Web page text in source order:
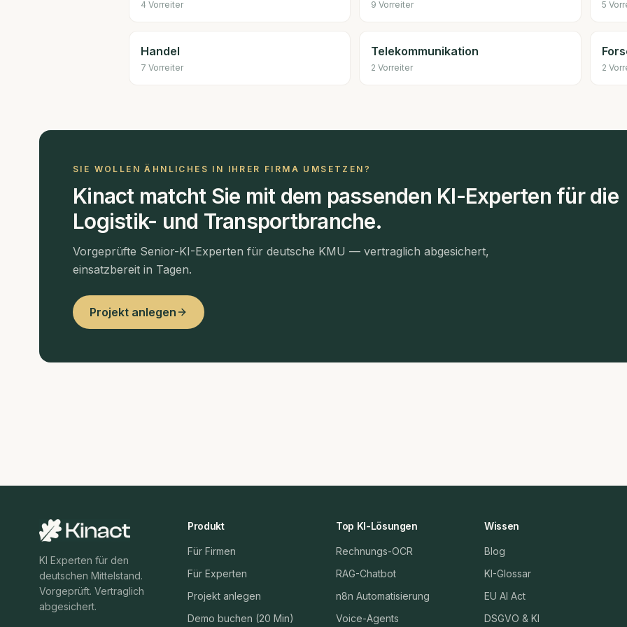
4 Vorreiter 9 Vorreiter 5
Handel
7 Vorreiter
Telekommunikation
2 Vorreiter 2
SIE WOLLEN ÄHNLICHES IN IHRER FIRMA UMSETZEN?
Kinact matcht Sie mit dem passenden KI-Experten für die
Logistik- und Transportbranche.
Vorgeprüfte Senior-KI-Experten für deutsche KMU — vertraglich abgesichert,
einsatzbereit in Tagen.
Projekt anlegen
KI Experten für den
deutschen Mittelstand.
Vorgeprüft. Vertraglich
abgesichert.
Produkt
Für Firmen
Für Experten
Projekt anlegen
Demo buchen (20 Min)
Top KI-Lösungen
Rechnungs-OCR
RAG-Chatbot
n8n Automatisierung
Voice-Agents
Wissen
Blog
KI-Glossar
EU AI Act
DSGVO & KI